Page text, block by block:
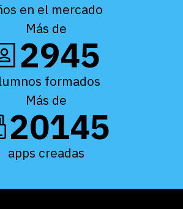
en el mercado
Más de
2945
formados
Más de
20145
apps creadas